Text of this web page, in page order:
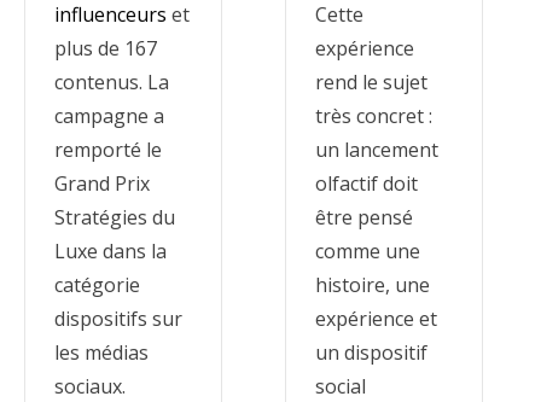
influenceurs et
plus de 167
contenus. La
campagne a
remporté le
Grand Prix
Stratégies du
Luxe dans la
catégorie
dispositifs sur
les médias
sociaux.
Cette
expérience
rend le sujet
très concret :
un lancement
olfactif doit
être pensé
comme une
histoire, une
expérience et
un dispositif
social